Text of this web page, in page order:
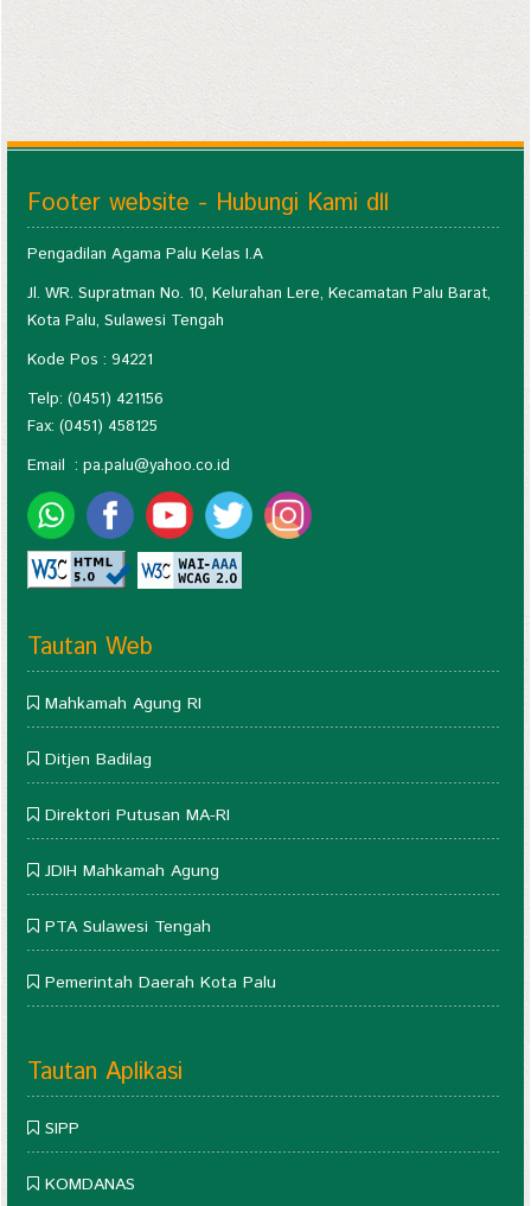
Footer website - Hubungi Kami dll
Pengadilan Agama Palu Kelas I.A
Jl. WR. Supratman No. 10, Kelurahan Lere, Kecamatan Palu Barat,
Kota Palu, Sulawesi Tengah
Kode Pos : 94221
Telp: (0451) 421156
Fax: (0451) 458125
Email : pa.palu@yahoo.co.id
Tautan Web
Mahkamah Agung RI
Ditjen Badilag
Direktori Putusan MA-RI
JDIH Mahkamah Agung
PTA Sulawesi Tengah
Pemerintah Daerah Kota Palu
Tautan Aplikasi
SIPP
KOMDANAS